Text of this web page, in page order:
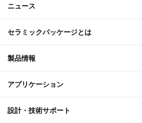
ニュース
セラミックパッケージとは
製品情報
アプリケーション
設計・技術サポート